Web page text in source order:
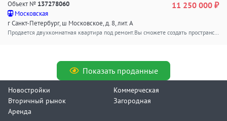
Объект № 137278060 11 250 000 ₽
Московская
г Санкт-Петербург, ш Московское, д. 8, лит. А
Продается двухкомнатная квартира под ремонт.Вы сможете создать пространство по своему вкусу.Санузел раздельный, окна выходят на зеленый двор, поэтому высокий этаж является преимуществом, обеспечивая хорошую освещенность.Дом кирпичный, ухоженная и чистая парадная, на этаже 4 квартиры.С парковкой проблем не возникнет.В шаговой доступности находятся школы, детские сады, клиники и магазины, поэтому все необходимое будет у Вас под рукой.И самое главное - это локация. Удобная транспортная доступность: в 15 минутах пешком — две станции метро («Московская» и «Звёздная»). Быстрый выезд на КАД: всего 10 минут на автомобиле. Близость к аэропорту: до Пулково — 20 минут езды.Зелёная зона рядом: через дорогу раскинулся парк Городов‑Героев — идеальное место для прогулок, пробежек и отдыха на свежем воздухе.В пешей доступности вся необходимая инфраструктура.Прямая продажа, один взрослый собственник, зарегистрированные лица отсутствуют, без обременений и долгов, более пяти лет в собственности.Быстрый выход на сделку.
Показать проданные
Новостройки
Вторичный рынок
Аренда
Коммерческая
Загородная